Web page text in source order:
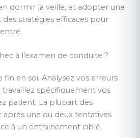
dormir la veille, et adopter une
stratégies efficaces pour
à l’examen de conduite ?
fin en soi. Analysez vos erreurs
spécifiquement vos
patient. La plupart des
après une ou deux tentatives
à un entrainement ciblé.